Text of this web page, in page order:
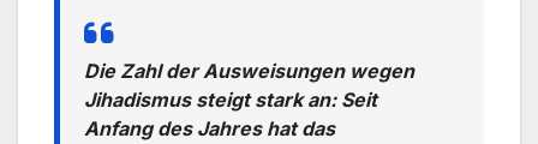
Die Zahl der Ausweisungen wegen
Jihadismus steigt stark an: Seit
Anfang des Jahres hat das